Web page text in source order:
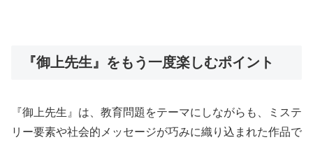
『御上先生』をもう一度楽しむポイント
『御上先生』は、教育問題をテーマにしながらも、ミステ
リー要素や社会的メッセージが巧みに織り込まれた作品で